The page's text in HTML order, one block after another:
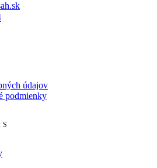
údajov
podmienky